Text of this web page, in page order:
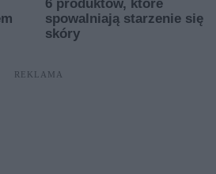
REKLAMA